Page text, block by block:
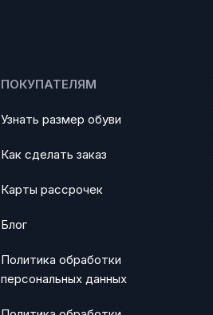
ПОКУПАТЕЛЯМ
Узнать размер обуви
Как сделать заказ
Карты рассрочек
Блог
Политика обработки
персональных данных